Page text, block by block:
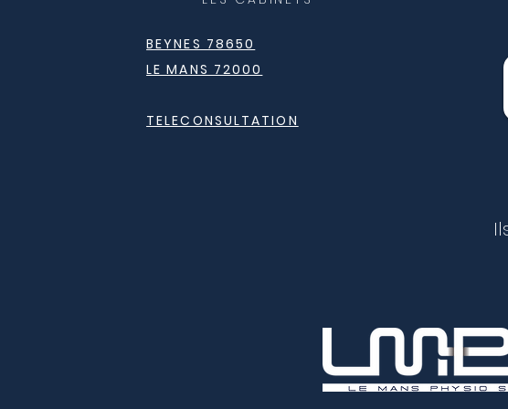
BEYNES 78650
LE MANS 72000
TELECONSULTATION